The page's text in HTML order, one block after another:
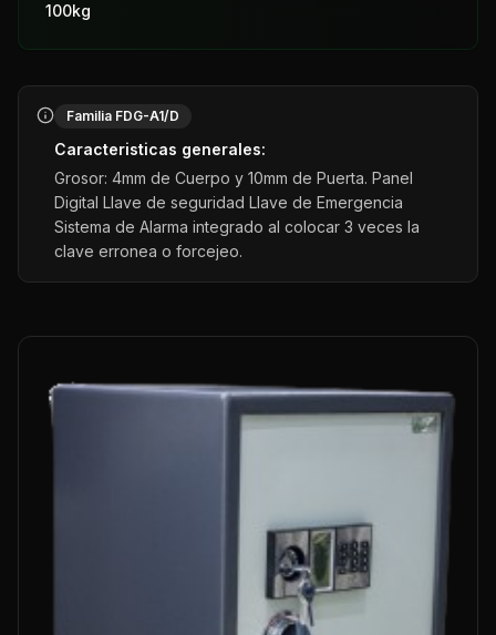
100kg
Familia FDG-A1/D
Caracteristicas generales:
Grosor: 4mm de Cuerpo y 10mm de Puerta. Panel
Digital Llave de seguridad Llave de Emergencia
Sistema de Alarma integrado al colocar 3 veces la
clave erronea o forcejeo.